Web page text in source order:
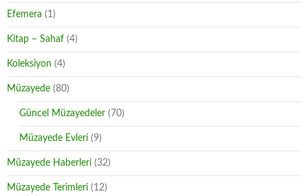
Efemera (1)
Kitap – Sahaf (4)
Koleksiyon (4)
Müzayede (80)
Güncel Müzayedeler (70)
Müzayede Evleri (9)
Müzayede Haberleri (32)
Müzayede Terimleri (12)